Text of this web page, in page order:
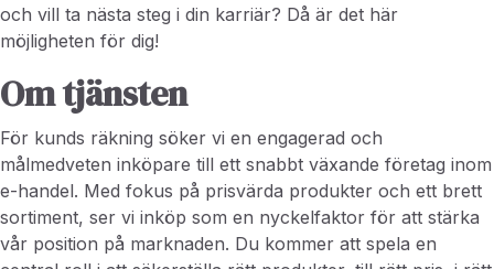
och vill ta nästa steg i din karriär? Då är det här
möjligheten för dig!
Om tjänsten
För kunds räkning söker vi en engagerad och
målmedveten inköpare till ett snabbt växande företag inom
e-handel. Med fokus på prisvärda produkter och ett brett
sortiment, ser vi inköp som en nyckelfaktor för att stärka
vår position på marknaden. Du kommer att spela en